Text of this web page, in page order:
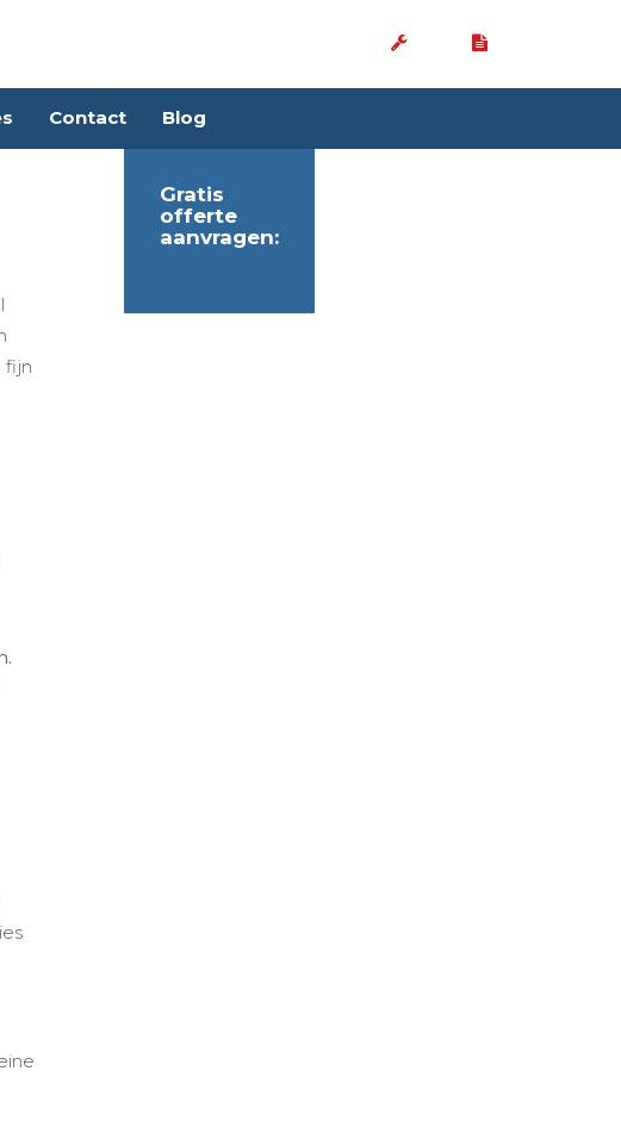
Contact
Blog
fijn
Gratis
offerte
aanvragen: